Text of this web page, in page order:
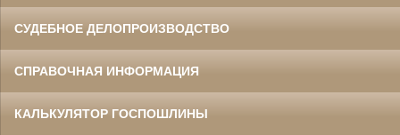
СУДЕБНОЕ ДЕЛОПРОИЗВОДСТВО
СПРАВОЧНАЯ ИНФОРМАЦИЯ
КАЛЬКУЛЯТОР ГОСПОШЛИНЫ